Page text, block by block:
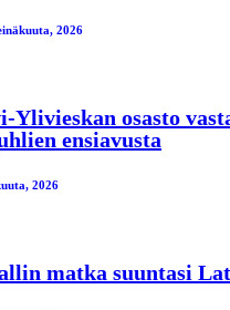
2026
Ylivieskan osasto
ensiavusta
2026
matka suuntasi